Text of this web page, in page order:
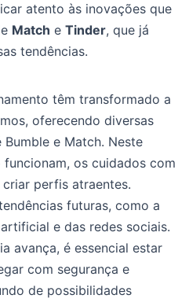
atento às inovações que
Match e Tinder, que já
tendências.
têm transformado a
oferecendo diversas
e Match. Neste
os cuidados com
perfis atraentes.
futuras, como a
e das redes sociais.
avança, é essencial estar
com segurança e
de possibilidades